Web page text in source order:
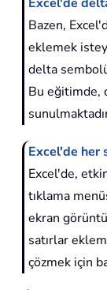
Bazen,
eklemek
delta
Bu eğitimde,
Excel'de her
Excel'de,
tıklama
ekran
satırlar
çözmek için